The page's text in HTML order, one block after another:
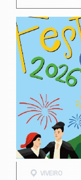
VIVEIRO